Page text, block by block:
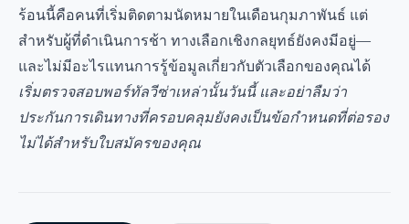
ร้อนนี้คือคนที่เริ่มติดตามนัดหมายในเดือนกุมภาพันธ์ แต่
สำหรับผู้ที่ดำเนินการช้า ทางเลือกเชิงกลยุทธ์ยังคงมีอยู่—
และไม่มีอะไรแทนการรู้ข้อมูลเกี่ยวกับตัวเลือกของคุณได้
เริ่มตรวจสอบพอร์ทัลวีซ่าเหล่านั้นวันนี้ และอย่าลืมว่า
ประกันการเดินทางที่ครอบคลุมยังคงเป็นข้อกำหนดที่ต่อรอง
ไม่ได้สำหรับใบสมัครของคุณ